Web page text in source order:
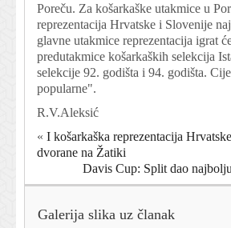
Poreču. Za košarkaške utakmice u
reprezentacija Hrvatske i Slovenije
glavne utakmice reprezentacija igrat
predutakmice košarkaških selekcija
selekcije 92. godišta i 94. godišta.
popularne".
R.V.Aleksić
« I košarkaška reprezentacija
dvorane na Žatiki
Davis Cup: Split dao
Galerija slika uz članak